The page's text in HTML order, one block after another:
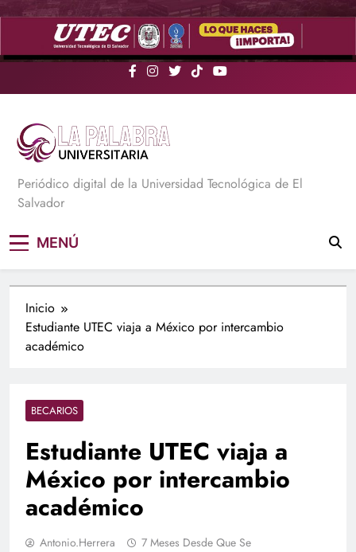
Saltar
La Palabra Universitaria
Periódico digital de la Universidad Tecnológica de El
Salvador
MENÚ
Inicio
Estudiante UTEC viaja a México por intercambio
académico
BECARIOS
Estudiante UTEC viaja a
México por intercambio
académico
Antonio.herrera
7 Meses Desde Que Se